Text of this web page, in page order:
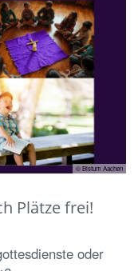
© Bistum Aachen
Plätze frei!
oder